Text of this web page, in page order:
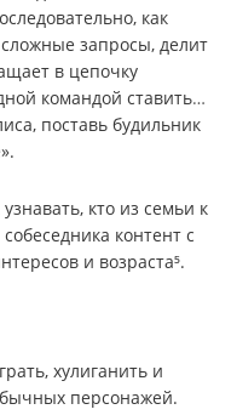
как
запросы, делит
в цепочку
командой ставить
поставь будильник
кто из семьи к
контент с
и возраста⁵.
хулиганить и
персонажей.